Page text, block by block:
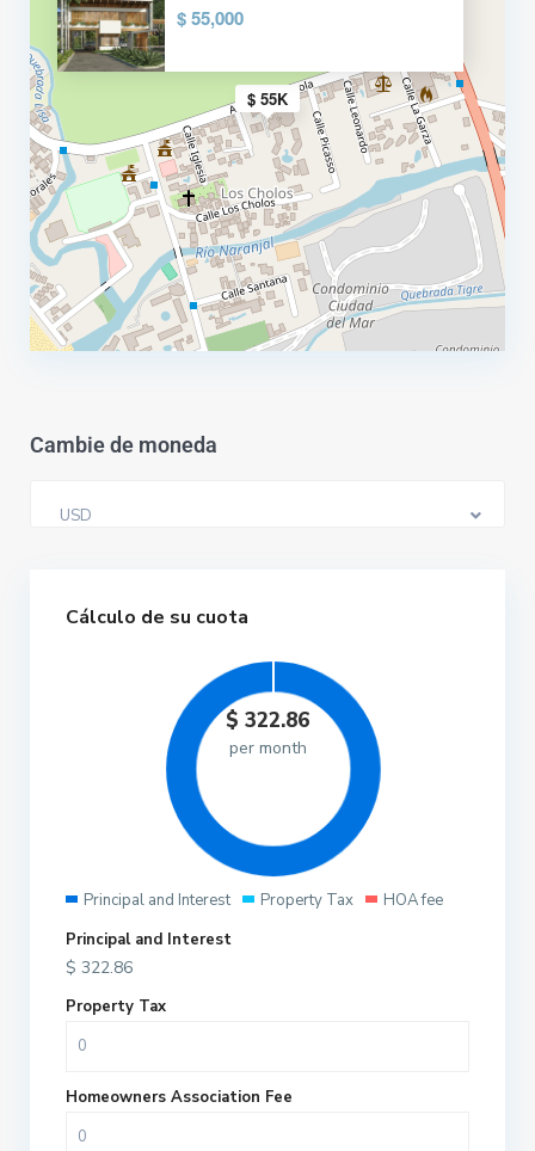
$ 55K
$ 55,000
Cambie de moneda
USD
Cálculo de su cuota
$ 322.86
per month
Principal and Interest Property Tax
HOA fee
Principal and Interest
$ 322.86
Property Tax
Homeowners Association Fee